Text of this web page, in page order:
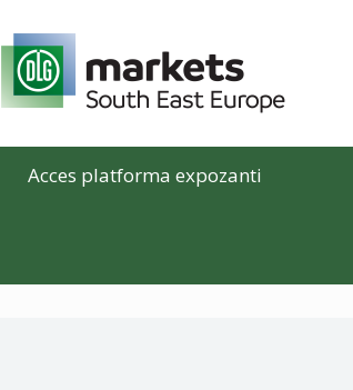
Acces platforma expozanti